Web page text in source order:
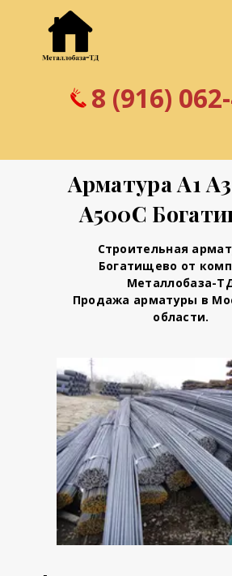
8 (916)
Арматура А1
А500С
Строительная
Богатищево от
Металлобаза-
Продажа арматуры в
области.